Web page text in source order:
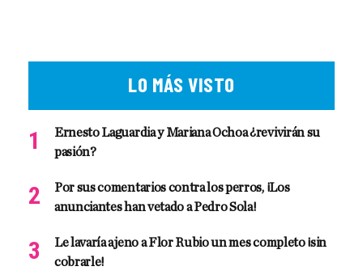
LO MÁS VISTO
Ernesto Laguardia y Mariana Ochoa ¿revivirán su
pasión?
Por sus comentarios contra los perros, ¡Los
anunciantes han vetado a Pedro Sola!
Le lavaría ajeno a Flor Rubio un mes completo ¡sin
cobrarle!